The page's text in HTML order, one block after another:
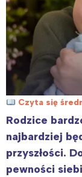
Czyta się
Rodzice
najbardziej
przyszłości.
pewności